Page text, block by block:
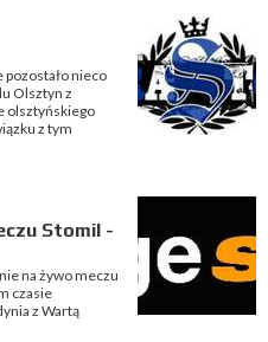
pozostało nieco
Olsztyn z
olsztyńskiego
z tym
Stomil -
na żywo meczu
czasie
z Wartą